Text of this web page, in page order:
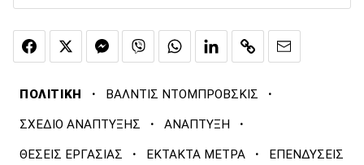
ΠΟΛΙΤΙΚΗ · ΒΑΛΝΤΙΣ ΝΤΟΜΠΡΟΒΣΚΙΣ ·
ΣΧΕΔΙΟ ΑΝΑΠΤΥΞΗΣ · ΑΝΑΠΤΥΞΗ ·
ΘΕΣΕΙΣ ΕΡΓΑΣΙΑΣ · ΕΚΤΑΚΤΑ ΜΕΤΡΑ · ΕΠΕΝΔΥΣΕΙΣ